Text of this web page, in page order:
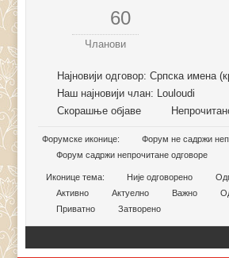
60
Чланови
Најновији одговор:Српска имена
Наш најновији члан: Louloudi
Скорашње објаве
Форумске иконице:
Форум не садржи
Форум садржи непрочитане одговоре
Иконице тема: Није одговорено
Активно
Актуелно Важно
Приватно
Затворено